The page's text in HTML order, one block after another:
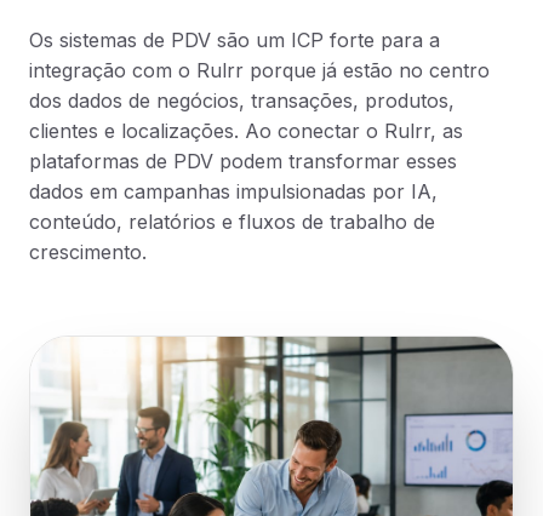
Os sistemas de PDV são um ICP forte para a
integração com o Rulrr porque já estão no centro
dos dados de negócios, transações, produtos,
clientes e localizações. Ao conectar o Rulrr, as
plataformas de PDV podem transformar esses
dados em campanhas impulsionadas por IA,
conteúdo, relatórios e fluxos de trabalho de
crescimento.